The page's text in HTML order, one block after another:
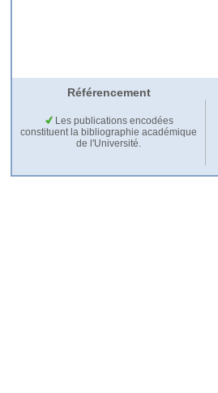
Référencement
Les publications encodées
constituent la bibliographie académique
de l'Université.